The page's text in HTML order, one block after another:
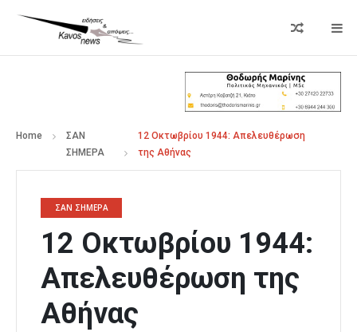
Home
ΣΑΝ
ΣΗΜΕΡΑ
12 Οκτωβρίου 1944: Απελευθέρωση
της Αθήνας
ΣΑΝ ΣΗΜΕΡΑ
12 Οκτωβρίου 1944:
Απελευθέρωση της
Αθήνας